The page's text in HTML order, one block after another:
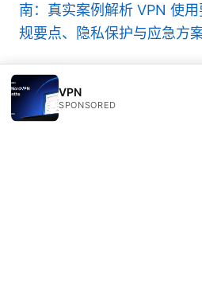
南：真实案例解析 VPN 使
规要点、隐私保护与应急方
VPN
SPONSORED